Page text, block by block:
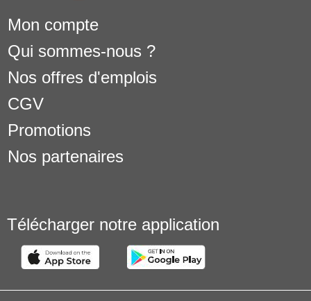
Mon compte
Qui sommes-nous ?
Nos offres d'emplois
CGV
Promotions
Nos partenaires
Télécharger notre application